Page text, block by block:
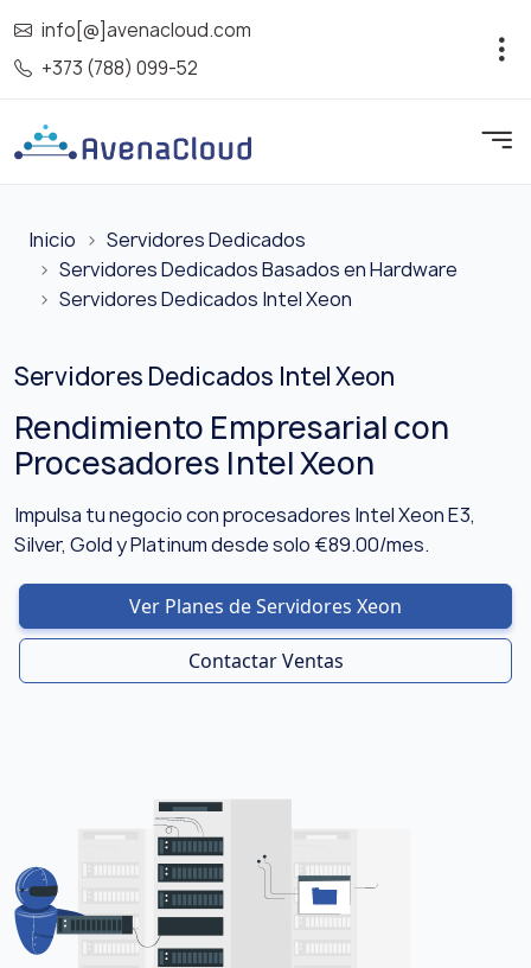
info[@]avenacloud.com
+373 (788) 099-52
Inicio
Servidores Dedicados
Servidores Dedicados Basados en Hardware
Servidores Dedicados Intel Xeon
Servidores Dedicados Intel Xeon
Rendimiento Empresarial con
Procesadores Intel Xeon
Impulsa tu negocio con procesadores Intel Xeon E3,
Silver, Gold y Platinum desde solo €89.00/mes.
Ver Planes de Servidores Xeon
Contactar Ventas